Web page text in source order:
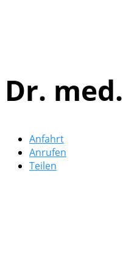
Dr.
Anfahrt
Anrufen
Teilen